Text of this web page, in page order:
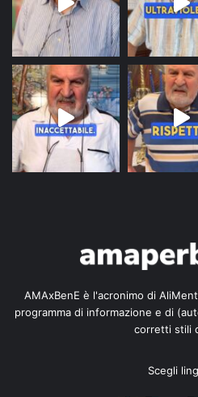
AMAxBenE è l'acronimo di
programma di informazione e di
corretti stili
Scegli